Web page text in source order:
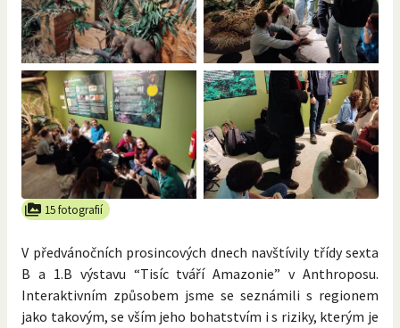
15 fotografií
V předvánočních prosincových dnech navštívily třídy sexta
B a 1.B výstavu “Tisíc tváří Amazonie” v Anthroposu.
Interaktivním způsobem jsme se seznámili s regionem
jako takovým, se vším jeho bohatstvím i s riziky, kterým je